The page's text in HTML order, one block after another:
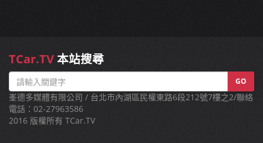
TCar.TV本站搜尋
GO
峯德多媒體有限公司 / 台北市內湖區民權東路6段212號7樓之2/聯絡
電話：02-27963586
2016 版權所有 TCar.TV